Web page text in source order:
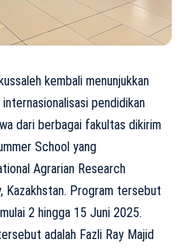
kembali menunjukkan
pendidikan
dari berbagai fakultas dikirim
School yang
Agrarian Research
Kazakhstan. Program tersebut
2 hingga 15 Juni 2025.
adalah Fazli Ray Majid